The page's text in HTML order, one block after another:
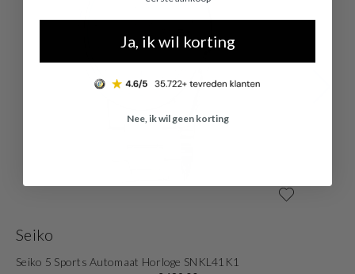
Seiko
Seiko 5 Sports Automaat Horloge SNKL41K1
Ja, ik wil korting
Nee, ik wil geen korting